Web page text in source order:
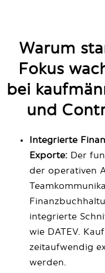
Warum
Fokus
bei
und
Integrierte
Exporte: Der
der operativen
integrierte
wie DATEV.
zeitaufwendig
werden.